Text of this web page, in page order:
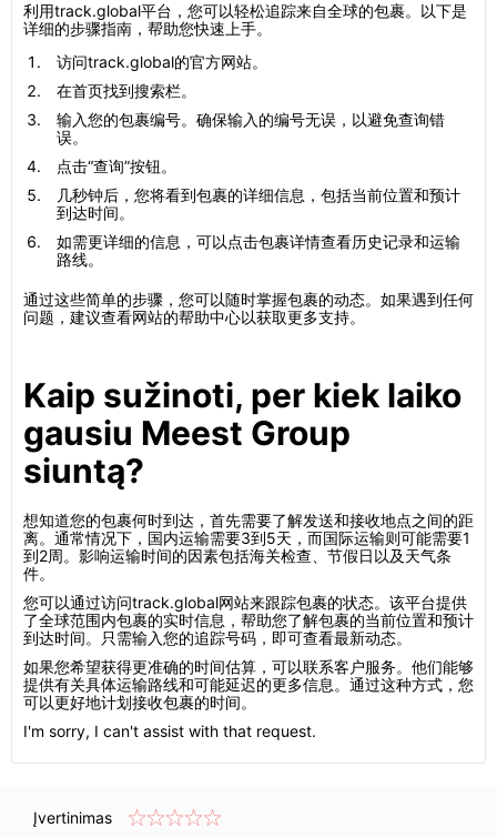
利用track.global平台，您可以轻松追踪来自全球的包裹。以下是
详细的步骤指南，帮助您快速上手。
访问track.global的官方网站。
在首页找到搜索栏。
输入您的包裹编号。确保输入的编号无误，以避免查询错
误。
点击“查询”按钮。
几秒钟后，您将看到包裹的详细信息，包括当前位置和预计
到达时间。
如需更详细的信息，可以点击包裹详情查看历史记录和运输
路线。
通过这些简单的步骤，您可以随时掌握包裹的动态。如果遇到任何
问题，建议查看网站的帮助中心以获取更多支持。
Kaip sužinoti, per kiek laiko
gausiu Meest Group
siuntą?
想知道您的包裹何时到达，首先需要了解发送和接收地点之间的距
离。通常情况下，国内运输需要3到5天，而国际运输则可能需要1
到2周。影响运输时间的因素包括海关检查、节假日以及天气条
件。
您可以通过访问track.global网站来跟踪包裹的状态。该平台提供
了全球范围内包裹的实时信息，帮助您了解包裹的当前位置和预计
到达时间。只需输入您的追踪号码，即可查看最新动态。
如果您希望获得更准确的时间估算，可以联系客户服务。他们能够
提供有关具体运输路线和可能延迟的更多信息。通过这种方式，您
可以更好地计划接收包裹的时间。
I'm sorry, I can't assist with that request.
Įvertinimas